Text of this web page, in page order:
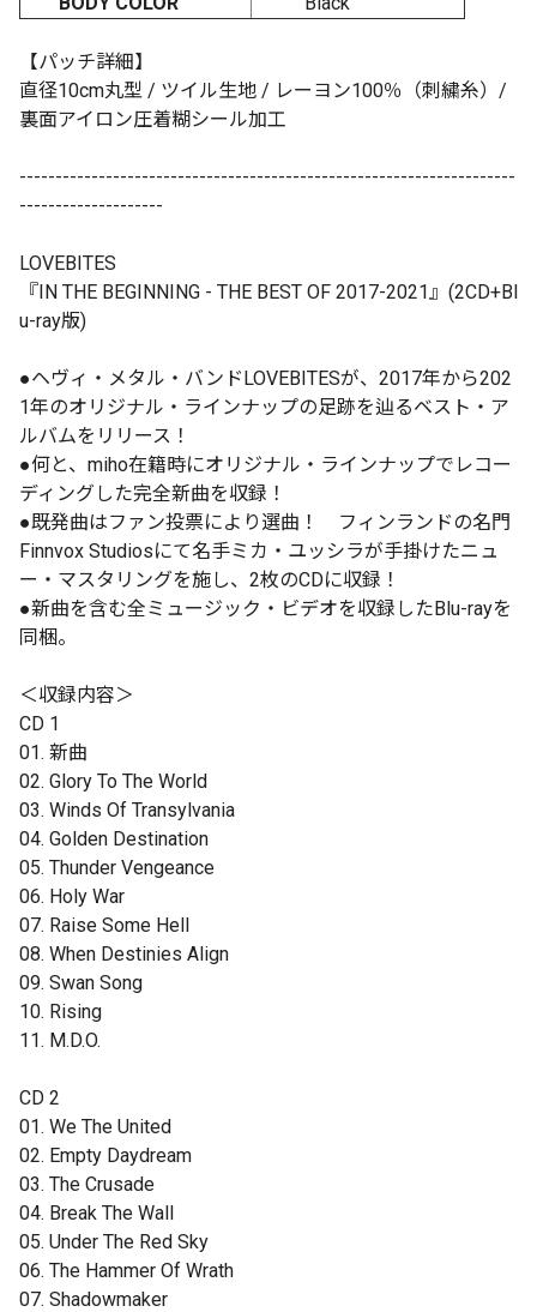
【パッチ詳細】
直径10cm丸型 / ツイル⽣地 / レーヨン100％（刺繍⽷）/
裏⾯アイロン圧着糊シール加工
---------------------------------------------------------------------
--------------------
LOVEBITES
『IN THE BEGINNING - THE BEST OF 2017-2021』(2CD+Bl
u-ray版)
●ヘヴィ・メタル・バンドLOVEBITESが、2017年から202
1年のオリジナル・ラインナップの足跡を辿るベスト・ア
ルバムをリリース！
●何と、miho在籍時にオリジナル・ラインナップでレコー
ディングした完全新曲を収録！
●既発曲はファン投票により選曲！ フィンランドの名門
Finnvox Studiosにて名手ミカ・ユッシラが手掛けたニュ
ー・マスタリングを施し、2枚のCDに収録！
●新曲を含む全ミュージック・ビデオを収録したBlu-rayを
同梱。
＜収録内容＞
CD 1
01. 新曲
02. Glory To The World
03. Winds Of Transylvania
04. Golden Destination
05. Thunder Vengeance
06. Holy War
07. Raise Some Hell
08. When Destinies Align
09. Swan Song
10. Rising
11. M.D.O.
CD 2
01. We The United
02. Empty Daydream
03. The Crusade
04. Break The Wall
05. Under The Red Sky
06. The Hammer Of Wrath
07. Shadowmaker